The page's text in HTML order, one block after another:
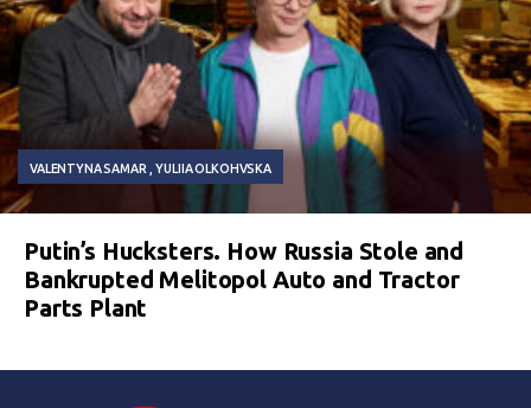
VALENTYNA SAMAR YULIIA OLKOHVSKA
Putin’s Hucksters. How Russia Stole and
Bankrupted Melitopol Auto and Tractor
Parts Plant